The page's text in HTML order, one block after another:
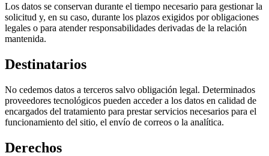
Los datos se conservan durante el tiempo necesario para gestionar la
solicitud y, en su caso, durante los plazos exigidos por obligaciones
legales o para atender responsabilidades derivadas de la relación
mantenida.
Destinatarios
No cedemos datos a terceros salvo obligación legal. Determinados
proveedores tecnológicos pueden acceder a los datos en calidad de
encargados del tratamiento para prestar servicios necesarios para el
funcionamiento del sitio, el envío de correos o la analítica.
Derechos